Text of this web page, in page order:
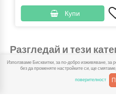
Купи
Разгледай и тези
Използваме Бисквитки, за по-добро изживяване, за
без да променяте настройките си, ще
поверителност